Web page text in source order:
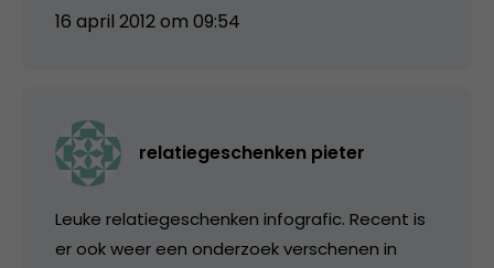
16 april 2012 om 09:54
relatiegeschenken pieter
Leuke relatiegeschenken infografic. Recent is
er ook weer een onderzoek verschenen in